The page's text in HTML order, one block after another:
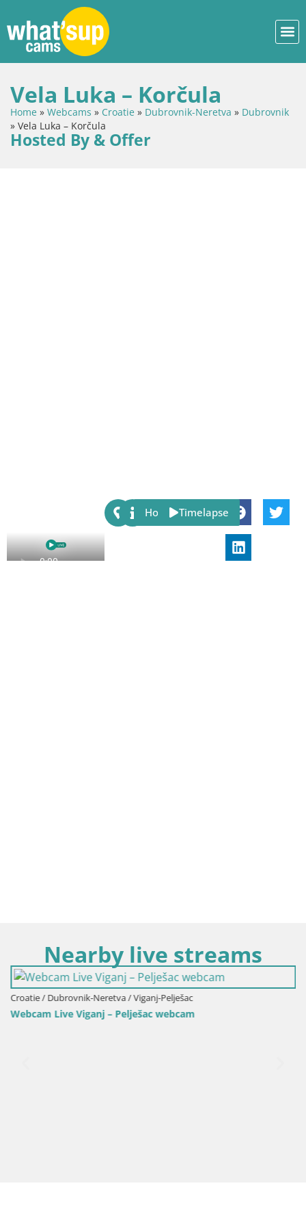
Vela Luka – Korčula
Home » Webcams » Croatie » Dubrovnik-Neretva » Dubrovnik
» Vela Luka – Korčula
Hosted By & Offer
Share:
Host Timelapse
Nearby live streams
Croatie / Dubrovnik-Neretva / Viganj-Pelješac
Webcam Live Viganj – Pelješac webcam